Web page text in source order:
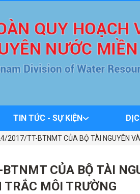
TIN TỨC - SỰ KIỆN
2017/TT-BTNMT CỦA BỘ TÀI NGUYÊN
CỦA BỘ TÀI
MÔI TRƯỜNG